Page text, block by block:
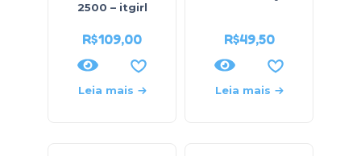
2500 – itgirl
R$109,00
Leia mais
R$49,50
Leia mais